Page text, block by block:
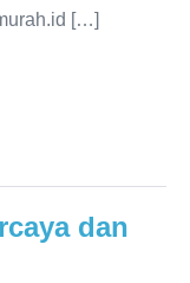
[…]
dan